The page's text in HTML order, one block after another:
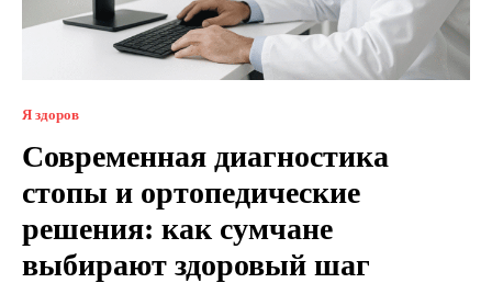
Я здоров
Современная диагностика
стопы и ортопедические
решения: как сумчане
выбирают здоровый шаг